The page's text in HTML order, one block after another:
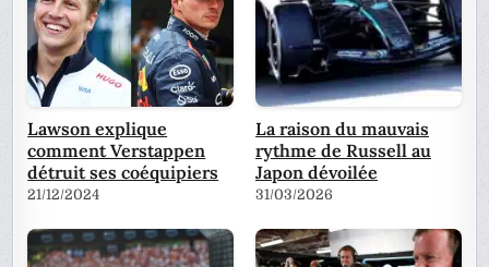
Lawson explique
comment Verstappen
détruit ses coéquipiers
21/12/2024
La raison du mauvais
rythme de Russell au
Japon dévoilée
31/03/2026